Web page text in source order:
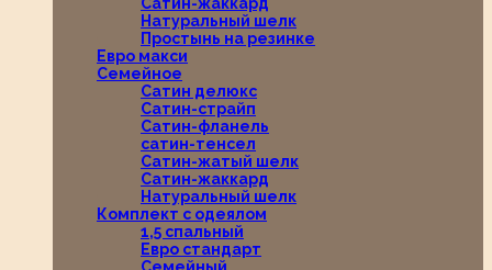
Натуральный шелк
Простынь на резинке
Евро макси
Семейное
Сатин делюкс
Сатин-страйп
Сатин-фланель
сатин-тенсел
Сатин-жатый шелк
Сатин-жаккард
Натуральный шелк
Комплект с одеялом
1,5 спальный
Евро стандарт